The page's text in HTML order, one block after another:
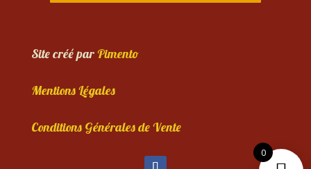
Site créé parPimento
Mentions Légales
Conditions Générales de Vente
0